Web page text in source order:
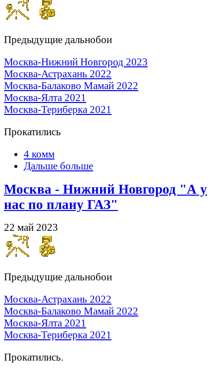
Предыдущие дальнобои
Москва-Нижний Новгород 2023
Москва-Астрахань 2022
Москва-Балаково Мамай 2022
Москва-Ялта 2021
Москва-Териберка 2021
Прокатились
4 комм
Дальше больше
Москва - Нижний Новгород "А у
нас по плану ГАЗ"
22 май 2023
Предыдущие дальнобои
Москва-Астрахань 2022
Москва-Балаково Мамай 2022
Москва-Ялта 2021
Москва-Териберка 2021
Прокатились.